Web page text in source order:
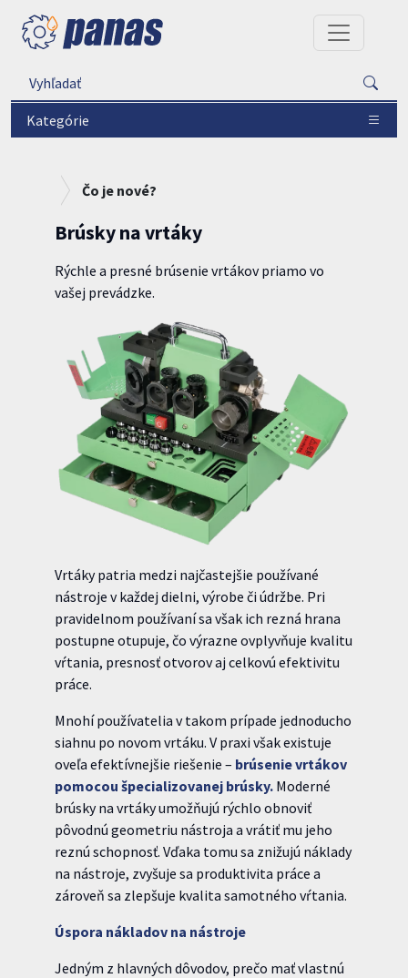
Kategórie
Čo je nové?
Brúsky na vrtáky
Rýchle a presné brúsenie vrtákov priamo vo
vašej prevádzke.
Vrtáky patria medzi najčastejšie používané
nástroje v každej dielni, výrobe či údržbe. Pri
pravidelnom používaní sa však ich rezná hrana
postupne otupuje, čo výrazne ovplyvňuje kvalitu
vŕtania, presnosť otvorov aj celkovú efektivitu
práce.
Mnohí používatelia v takom prípade jednoducho
siahnu po novom vrtáku. V praxi však existuje
oveľa efektívnejšie riešenie – brúsenie vrtákov
pomocou špecializovanej brúsky. Moderné
brúsky na vrtáky umožňujú rýchlo obnoviť
pôvodnú geometriu nástroja a vrátiť mu jeho
reznú schopnosť. Vďaka tomu sa znižujú náklady
na nástroje, zvyšuje sa produktivita práce a
zároveň sa zlepšuje kvalita samotného vŕtania.
Úspora nákladov na nástroje
Jedným z hlavných dôvodov, prečo mať vlastnú